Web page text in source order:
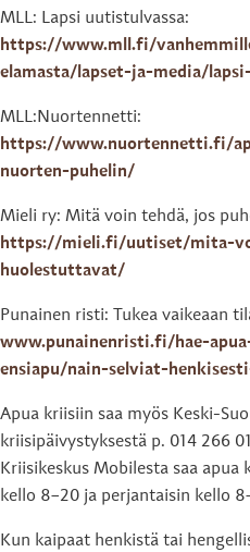
MLL: Lapsi uutistulvassa:
https://www.mll.fi/
elamasta/lapset-ja-media/
MLL:Nuortennetti:
https://www.nuortennetti.fi/
nuorten-puhelin/
Mieli ry: Mitä voin tehdä, jos
https://mieli.fi/uutiset/mita-
huolestuttavat/
Punainen risti: Tukea vaikeaan
www.punainenristi.fi/hae-
ensiapu/nain-selviat-
Apua kriisiin saa myös Keski-
kriisipäivystyksestä p. 014 266
Kriisikeskus Mobilesta saa
kello 8–20 ja perjantaisin kello
Kun kaipaat henkistä tai